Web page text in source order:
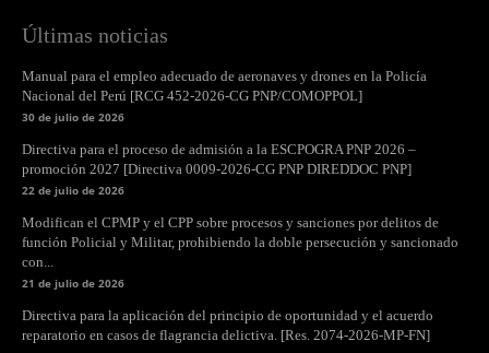
Últimas noticias
Manual para el empleo adecuado de aeronaves y drones en la Policía
Nacional del Perú [RCG 452-2026-CG PNP/COMOPPOL]
30 de julio de 2026
Directiva para el proceso de admisión a la ESCPOGRA PNP 2026 –
promoción 2027 [Directiva 0009-2026-CG PNP DIREDDOC PNP]
22 de julio de 2026
Modifican el CPMP y el CPP sobre procesos y sanciones por delitos de
función Policial y Militar, prohibiendo la doble persecución y sancionado
con...
21 de julio de 2026
Directiva para la aplicación del principio de oportunidad y el acuerdo
reparatorio en casos de flagrancia delictiva. [Res. 2074-2026-MP-FN]